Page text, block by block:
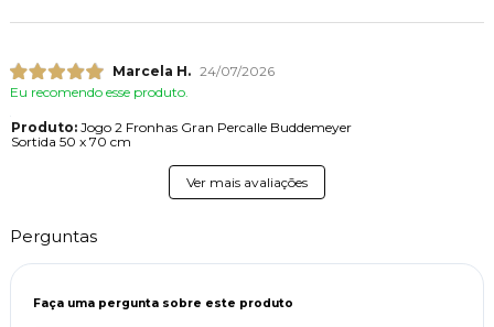
Marcela H. 24/07/2026
Eu recomendo esse produto.
Produto:Jogo 2 Fronhas Gran Percalle Buddemeyer
Sortida 50 x 70 cm
Ver mais avaliações
Perguntas
Faça uma pergunta sobre este produto